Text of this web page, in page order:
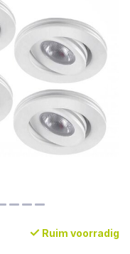
Ruim voorradig